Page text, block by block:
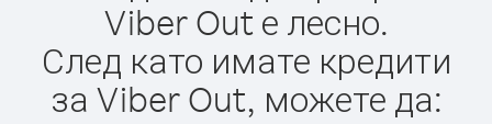
Viber Out е лесно.
След като имате кредити
за Viber Out, можете да: